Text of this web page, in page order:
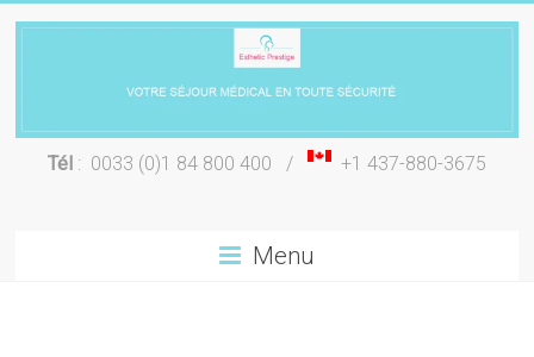
Chirurgie
Tél: 0033 (0)1 84 800 400 / +1 437-880-3675
Menu